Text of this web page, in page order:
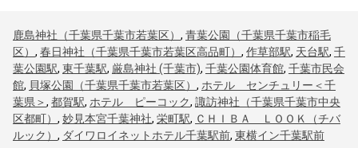
鹿島神社（千葉県千葉市若葉区） , 青葉公園（千葉県千葉市稲毛
区） , 春日神社（千葉県千葉市若葉区高品町） , 作草部駅, 天台駅, 千
葉公園駅, 東千葉駅, 厳島神社 (千葉市), 千葉公園体育館, 千葉市民会
館, 貝塚公園（千葉県千葉市若葉区） , ホテル センチュリー＜千
葉県＞, 都賀駅, ホテル ピーコック, 諏訪神社（千葉県千葉市中央
区都町） , 妙見本宮千葉神社, 栄町駅, ＣＨＩＢＡ ＬＯＯＫ（チバ
ルック） , ダイワロイネットホテル千葉駅前, 東横イン千葉駅前